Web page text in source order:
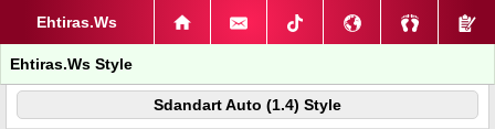
Ehtiras.Ws
Ehtiras.Ws Style
Sdandart Auto (1.4) Style